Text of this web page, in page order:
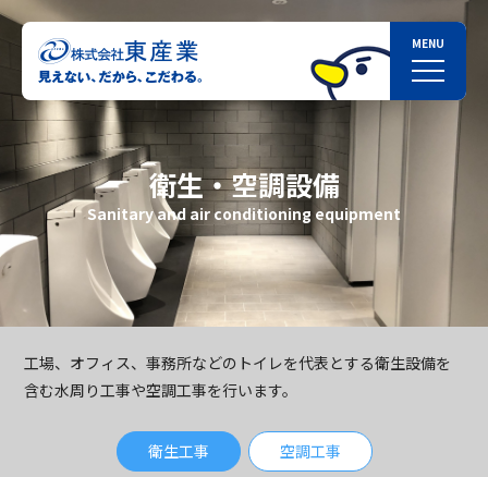
衛生・空調設備
Sanitary and air conditioning equipment
工場、オフィス、事務所などのトイレを代表とする衛生設備を
含む水周り工事や空調工事を行います。
衛生工事 空調工事